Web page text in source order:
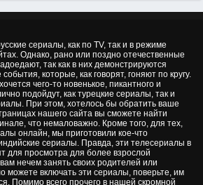
сериалы, как по TV, так и в режиме
Однако, рано или поздно отечественные
так как в них демонстрируются
которые, как говорят, гоняют по кругу.
чего-то новенькое, пикантного и
подойдут, как турецкие сериалы, так и
При этом, хотелось бы обратить ваше
нашего сайта вы сможете найти
что немаловажно. Кроме того, для тех,
онлайн, мы приготовили кое-что
сериалы. Правда, эти телесериалы в
для просмотра для более взрослой
нечем занять своих родителей или
можете включать эти сериалы, поверьте, им
Помимо всего прочего в нашей скромной